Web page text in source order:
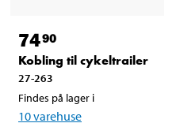
7490
Kobling til cykeltrailer
27-263
Findes på lager i
10varehuse